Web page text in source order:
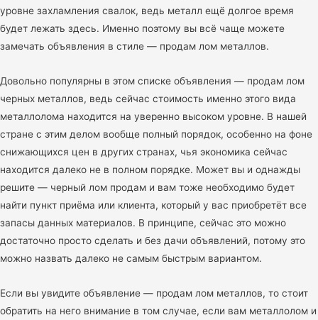
уровне захламления свалок, ведь металл ещё долгое время
будет лежать здесь. Именно поэтому вы всё чаще можете
замечать объявления в стиле — продам лом металлов.
Довольно популярны в этом списке объявления — продам лом
черных металлов, ведь сейчас стоимость именно этого вида
металлолома находится на уверенно высоком уровне. В нашей
стране с этим делом вообще полный порядок, особенно на фоне
снижающихся цен в других странах, чья экономика сейчас
находится далеко не в полном порядке. Может вы и однажды
решите — черный лом продам и вам тоже необходимо будет
найти пункт приёма или клиента, который у вас приобретёт все
запасы данных материалов. В принципе, сейчас это можно
достаточно просто сделать и без дачи объявлений, потому это
можно назвать далеко не самым быстрым вариантом.
Если вы увидите объявление — продам лом металлов, то стоит
обратить на него внимание в том случае, если вам металлолом и